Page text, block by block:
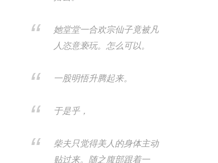
她堂堂一合欢宗仙子竟被凡
人恣意亵玩。怎么可以。
一股明悟升腾起来。
于是乎，
柴夫只觉得美人的身体主动
贴过来。随之腹部跟着一